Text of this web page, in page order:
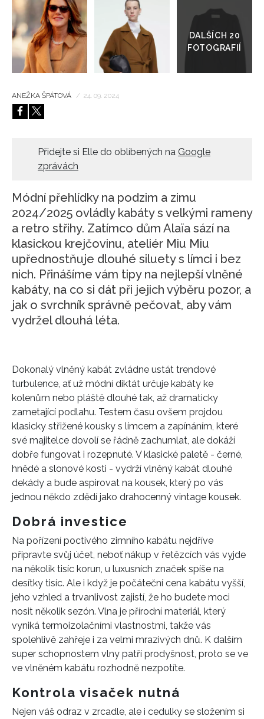
HOME
do
galerie
ANEŽKA ŠPÁTOVÁ / 24. 09. 2024
Přidejte si Elle do oblíbených na Google
zprávách
Módní přehlídky na podzim a zimu
2024/2025 ovládly kabáty s velkými rameny
a retro střihy. Zatímco dům Alaïa sází na
klasickou krejčovinu, ateliér Miu Miu
upřednostňuje dlouhé siluety s límci i bez
nich. Přinášíme vám tipy na nejlepší vlněné
kabáty, na co si dát při jejich výběru pozor, a
jak o svrchník správně pečovat, aby vám
vydržel dlouhá léta.
Dokonalý vlněný kabát zvládne ustát trendové
turbulence, ať už módní diktát určuje kabáty ke
kolenům nebo pláště dlouhé tak, až dramaticky
zametající podlahu. Testem času ovšem projdou
klasicky střižené kousky s límcem a zapínáním, které
své majitelce dovolí se řádně zachumlat, ale dokáží
dobře fungovat i rozepnuté. V klasické paletě - černé,
hnědé a slonové kosti - vydrží vlněný kabát dlouhé
dekády a bude aspirovat na kousek, který po vás
jednou někdo zdědí jako drahocenný vintage kousek.
Dobrá investice
Na pořízení poctivého zimního kabátu nejdříve
připravte svůj účet, neboť nákup v řetězcích vás vyjde
na několik tisíc korun, u luxusních značek spíše na
desítky tisíc. Ale i když je počáteční cena kabátu vyšší,
jeho vzhled a trvanlivost zajistí, že ho budete moci
nosit několik sezón. Vlna je přírodní materiál, který
vyniká termoizolačními vlastnostmi, takže vás
spolehlivě zahřeje i za velmi mrazivých dnů. K dalším
super schopnostem vlny patří prodyšnost, proto se ve
ve vlněném kabátu rozhodně nezpotíte.
Kontrola visaček nutná
Nejen váš odraz v zrcadle, ale i cedulky se složením si